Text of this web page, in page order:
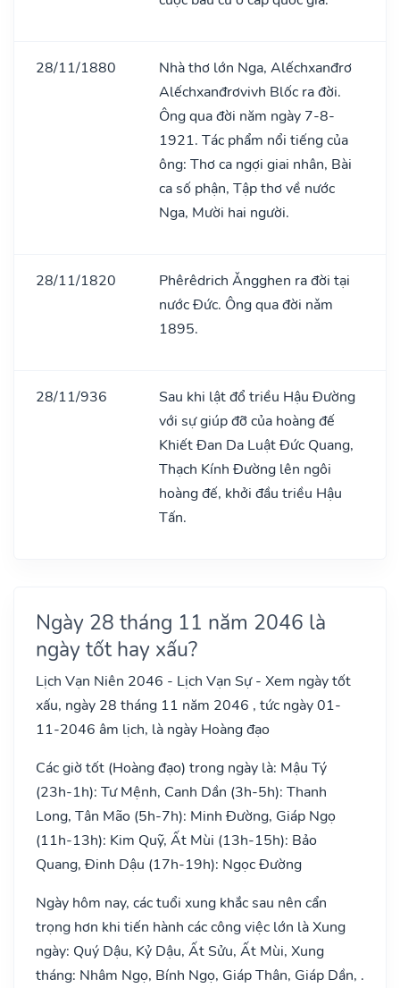
28/11/1880
Nhà thơ lớn Nga, Alếchxanđrơ
Alếchxanđrơvivh Blốc ra đời.
Ông qua đời năm ngày 7-8-
1921. Tác phẩm nổi tiếng của
ông: Thơ ca ngợi giai nhân, Bài
ca số phận, Tập thơ về nước
Nga, Mười hai người.
28/11/1820
Phêrêdrich Ǎngghen ra đời tại
nước Đức. Ông qua đời nǎm
1895.
28/11/936
Sau khi lật đổ triều Hậu Đường
với sự giúp đỡ của hoàng đế
Khiết Đan Da Luật Đức Quang,
Thạch Kính Đường lên ngôi
hoàng đế, khởi đầu triều Hậu
Tấn.
Ngày 28 tháng 11 năm 2046 là
ngày tốt hay xấu?
Lịch Vạn Niên 2046 - Lịch Vạn Sự - Xem ngày tốt
xấu, ngày 28 tháng 11 năm 2046 , tức ngày 01-
11-2046 âm lịch, là ngày Hoàng đạo
Các giờ tốt (Hoàng đạo) trong ngày là: Mậu Tý
(23h-1h): Tư Mệnh, Canh Dần (3h-5h): Thanh
Long, Tân Mão (5h-7h): Minh Đường, Giáp Ngọ
(11h-13h): Kim Quỹ, Ất Mùi (13h-15h): Bảo
Quang, Đinh Dậu (17h-19h): Ngọc Đường
Ngày hôm nay, các tuổi xung khắc sau nên cẩn
trọng hơn khi tiến hành các công việc lớn là Xung
ngày: Quý Dậu, Kỷ Dậu, Ất Sửu, Ất Mùi, Xung
tháng: Nhâm Ngọ, Bính Ngọ, Giáp Thân, Giáp Dần, .